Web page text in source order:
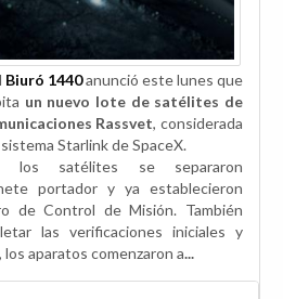
Biuró 1440anunció este lunes que
un nuevo lote de satélites de
Rassvet, considerada
Starlink de SpaceX.
los satélites se separaron
portador y ya establecieron
de Control de Misión. También
las verificaciones iniciales y
aparatos comenzaron a...